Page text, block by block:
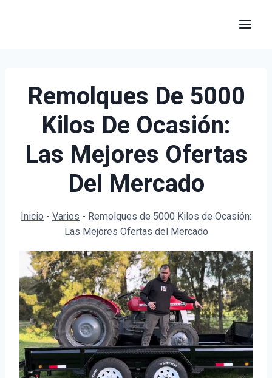
Remolques De 5000
Kilos De Ocasión:
Las Mejores Ofertas
Del Mercado
Inicio - Varios - Remolques de 5000 Kilos de Ocasión:
Las Mejores Ofertas del Mercado